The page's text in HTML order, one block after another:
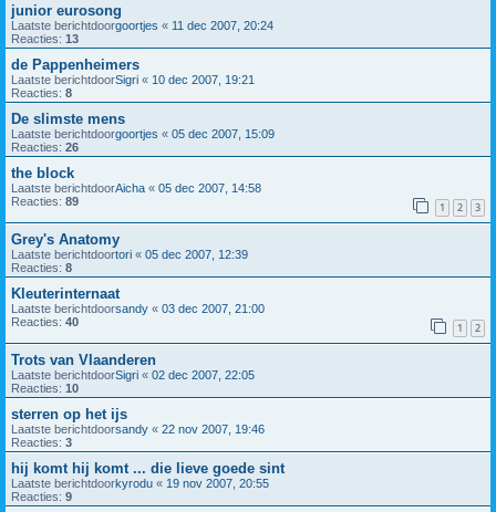
junior eurosong
Laatste berichtdoorgoortjes « 11 dec 2007, 20:24
Reacties: 13
de Pappenheimers
Laatste berichtdoorSigri « 10 dec 2007, 19:21
Reacties: 8
De slimste mens
Laatste berichtdoorgoortjes « 05 dec 2007, 15:09
Reacties: 26
the block
Laatste berichtdoorAicha « 05 dec 2007, 14:58
Reacties: 89 1 2 3
Grey's Anatomy
Laatste berichtdoortori « 05 dec 2007, 12:39
Reacties: 8
Kleuterinternaat
Laatste berichtdoorsandy « 03 dec 2007, 21:00
Reacties: 40 1 2
Trots van Vlaanderen
Laatste berichtdoorSigri « 02 dec 2007, 22:05
Reacties: 10
sterren op het ijs
Laatste berichtdoorsandy « 22 nov 2007, 19:46
Reacties: 3
hij komt hij komt ... die lieve goede sint
Laatste berichtdoorkyrodu « 19 nov 2007, 20:55
Reacties: 9